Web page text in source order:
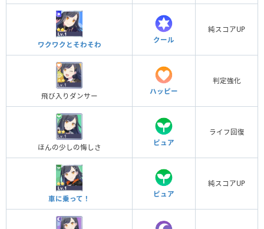
ワクワクとそわそわ
クール
純スコアUP
飛び入りダンサー
ハッピー
判定強化
ほんの少しの悔しさ
ピュア
ライフ回復
車に乗って！
ピュア
純スコアUP